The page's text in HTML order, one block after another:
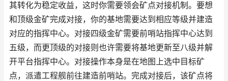
其转化为稳定收益，这时你需要领会矿点对接机制。要想
和顶级金矿完成对接，你的基地需要达到相应等级并建造
对应的指挥中心。对接四级金矿需要前哨站指挥中心达到
五级，而更顶级的对接则也许需要将基地更新至八级并解
开平台指挥中心。对接操作本身是在地图上选中目标矿
点，派遣工程舰前往建造前哨站。完成对接后，该矿点将